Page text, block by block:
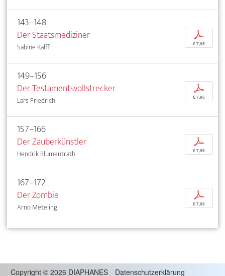
143–148
Der Staatsmediziner
Sabine Kalff
p
€ 7,95
149–156
Der Testamentsvollstrecker
Lars Friedrich
p
€ 7,95
157–166
Der Zauberkünstler
Hendrik Blumentrath
p
€ 7,95
167–172
Der Zombie
Arno Meteling
p
€ 7,95
Copyright © 2026 DIAPHANES Datenschutzerklärung